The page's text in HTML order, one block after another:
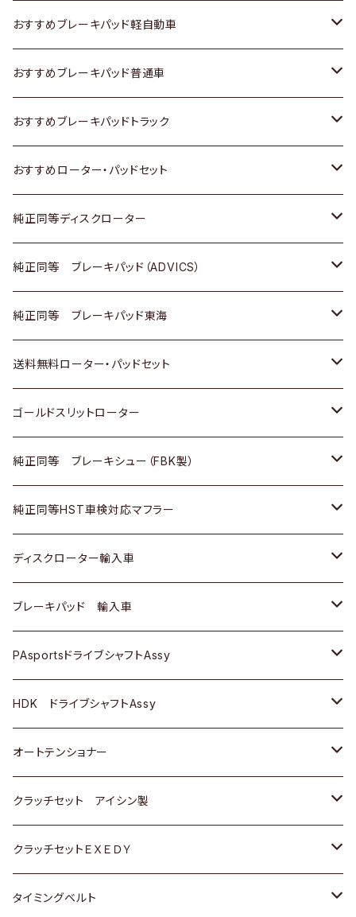
スズキ
日産
いすゞ
ダイハツ
マツダ
三菱
スバル
日野
三菱ふそう
ＢＭＷ
ホンダ
スズキ
日産
いすゞ
ダイハツ
マツダ
三菱
日野
三菱ふそう
トヨタ
スズキ
日産
いすゞ
ダイハツ
三菱
日野
三菱ふそう
その他
おすすめブレーキパッド軽自動車
トヨタ
ホンダ
スズキ
日産
ダイハツ
マツダ
三菱
スバル
おすすめブレーキパッド普通車
トヨタ
ホンダ
スズキ
日産
いすゞ
ダイハツ
マツダ
三菱
スバル
おすすめブレーキパッドトラック
トヨタ
日産
いすゞ
ダイハツ
マツダ
三菱
おすすめローター・パッドセット
トヨタ
ホンダ
スズキ
日産
ダイハツ
マツダ
三菱
スバル
純正同等ディスクローター
トヨタ
ホンダ
スズキ
日産
いすゞ
ダイハツ
マツダ
三菱
スバル
ＢＥＮＺ
純正同等 ブレーキパッド（ADVICS）
トヨタ
ホンダ
スズキ
日産
ダイハツ
マツダ
三菱
スバル
純正同等 ブレーキパッド東海
トヨタ
ホンダ
日産
いすゞ
ダイハツ
マツダ
三菱
スバル
送料無料ローター・パッドセット
トヨタ
ホンダ
スズキ
日産
ダイハツ
マツダ
三菱
スバル
ゴールドスリットローター
トヨタ
ホンダ
スズキ
日産
ダイハツ
マツダ
三菱
スバル
純正同等 ブレーキシュー（FBK製）
ホンダ
スズキ
日産
ダイハツ
マツダ
三菱
スバル
純正同等HST車検対応マフラー
トヨタ
ホンダ
スズキ
日産
いすゞ
ダイハツ
マツダ
三菱
ディスクローター輸入車
ＡＵＤＩ
ＢＥＮＺ
ＢＭＷ
GOLF
ＷＡＧＥＮ
アストロ（シボレー）
クライスラー
ブレーキパッド 輸入車
ＢＥＮＺ
ＢＭＷ
ＷＡＧＥＮ
ＶＯＬＶＯ
PAsportsドライブシャフトAssy
トヨタ
ホンダ
スズキ
日産
ダイハツ
HDK ドライブシャフトAssy
スズキ
ダイハツ
日産
ホンダ
オートテンショナー
トヨタ
クラッチセット アイシン製
ホンダ
スズキ
クラッチセットＥＸＥＤＹ
ホンダ
タイミングベルト